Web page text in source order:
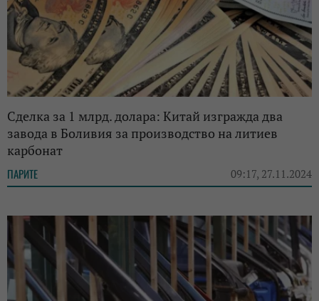
Сделка за 1 млрд. долара: Китай изгражда два
завода в Боливия за производство на литиев
карбонат
ПАРИТЕ 09:17, 27.11.2024